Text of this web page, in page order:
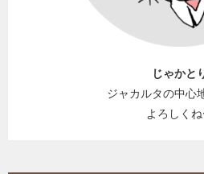
じゃかと
ジャカルタの中心
よろしく